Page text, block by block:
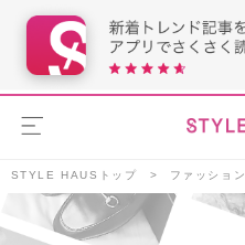
STYLE HAUSトップ ファッション